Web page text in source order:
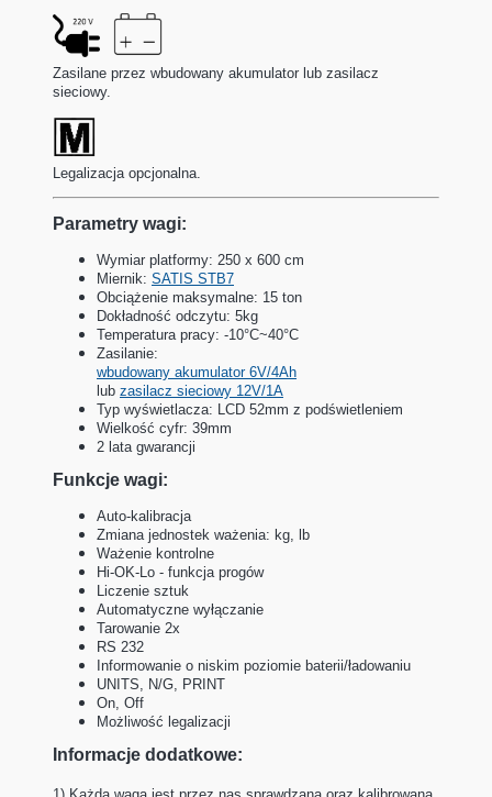
Zasilane przez wbudowany akumulator lub zasilacz
sieciowy.
Legalizacja opcjonalna.
Parametry wagi:
Wymiar platformy: 250 x 600 cm
Miernik: SATIS STB7
Obciążenie maksymalne: 15 ton
Dokładność odczytu: 5kg
Temperatura pracy: -10°C~40°C
Zasilanie:
wbudowany akumulator 6V/4Ah
lub zasilacz sieciowy 12V/1A
Typ wyświetlacza: LCD 52mm z podświetleniem
Wielkość cyfr: 39mm
2 lata gwarancji
Funkcje wagi:
Auto-kalibracja
Zmiana jednostek ważenia: kg, lb
Ważenie kontrolne
Hi-OK-Lo - funkcja progów
Liczenie sztuk
Automatyczne wyłączanie
Tarowanie 2x
RS 232
Informowanie o niskim poziomie baterii/ładowaniu
UNITS, N/G, PRINT
On, Off
Możliwość legalizacji
Informacje dodatkowe: